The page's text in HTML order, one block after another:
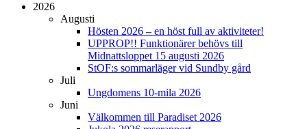
2026
Augusti
Hösten 2026 – en höst full av aktiviteter!
UPPROP!! Funktionärer behövs till
Midnattsloppet 15 augusti 2026
StOF:s sommarläger vid Sundby gård
Juli
Ungdomens 10-mila 2026
Juni
Välkommen till Paradiset 2026